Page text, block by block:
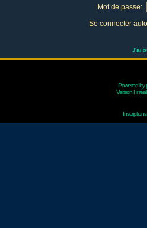
Mot de passe:
Se connecter
J'ai
Powered by
Version Fr